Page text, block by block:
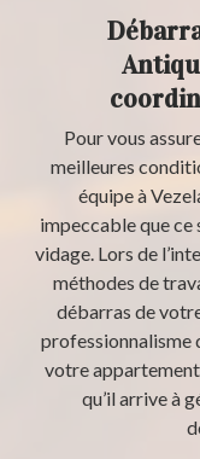
Pour vous
meilleures
équipe à
impeccable que ce
vidage. Lors de
méthodes de
débarras de
professionnalisme
votre
qu’il arrive à